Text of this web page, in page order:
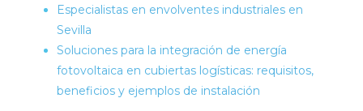
Especialistas en envolventes industriales en
Sevilla
Soluciones para la integración de energía
fotovoltaica en cubiertas logísticas: requisitos,
beneficios y ejemplos de instalación